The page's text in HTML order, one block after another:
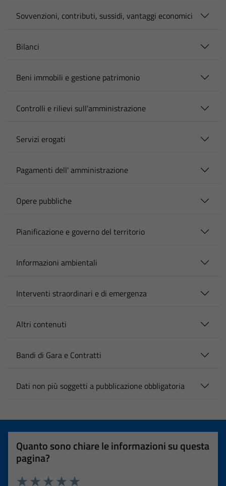
Sovvenzioni, contributi, sussidi, vantaggi economici
Bilanci
Beni immobili e gestione patrimonio
Controlli e rilievi sull'amministrazione
Servizi erogati
Pagamenti dell' amministrazione
Opere pubbliche
Pianificazione e governo del territorio
Informazioni ambientali
Interventi straordinari e di emergenza
Altri contenuti
Bandi di Gara e Contratti
Dati non più soggetti a pubblicazione obbligatoria
Quanto sono chiare le informazioni su questa
pagina?